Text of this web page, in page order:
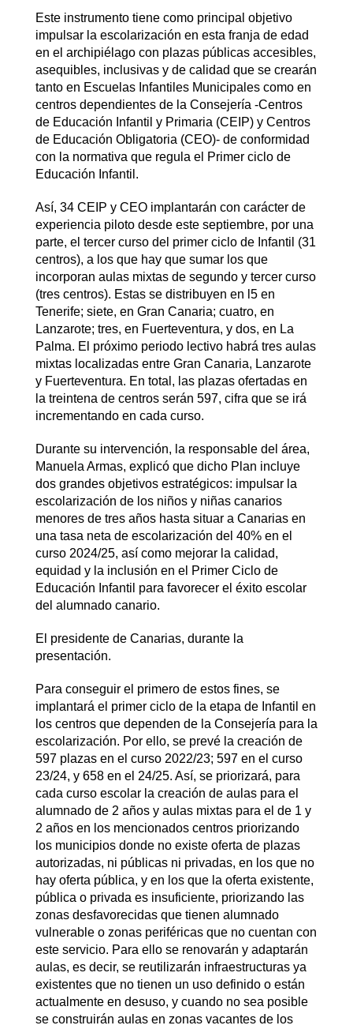
Este instrumento tiene como principal objetivo
impulsar la escolarización en esta franja de edad
en el archipiélago con plazas públicas accesibles,
asequibles, inclusivas y de calidad que se crearán
tanto en Escuelas Infantiles Municipales como en
centros dependientes de la Consejería -Centros
de Educación Infantil y Primaria (CEIP) y Centros
de Educación Obligatoria (CEO)- de conformidad
con la normativa que regula el Primer ciclo de
Educación Infantil.
Así, 34 CEIP y CEO implantarán con carácter de
experiencia piloto desde este septiembre, por una
parte, el tercer curso del primer ciclo de Infantil (31
centros), a los que hay que sumar los que
incorporan aulas mixtas de segundo y tercer curso
(tres centros). Estas se distribuyen en l5 en
Tenerife; siete, en Gran Canaria; cuatro, en
Lanzarote; tres, en Fuerteventura, y dos, en La
Palma. El próximo periodo lectivo habrá tres aulas
mixtas localizadas entre Gran Canaria, Lanzarote
y Fuerteventura. En total, las plazas ofertadas en
la treintena de centros serán 597, cifra que se irá
incrementando en cada curso.
Durante su intervención, la responsable del área,
Manuela Armas, explicó que dicho Plan incluye
dos grandes objetivos estratégicos: impulsar la
escolarización de los niños y niñas canarios
menores de tres años hasta situar a Canarias en
una tasa neta de escolarización del 40% en el
curso 2024/25, así como mejorar la calidad,
equidad y la inclusión en el Primer Ciclo de
Educación Infantil para favorecer el éxito escolar
del alumnado canario.
El presidente de Canarias, durante la
presentación.
Para conseguir el primero de estos fines, se
implantará el primer ciclo de la etapa de Infantil en
los centros que dependen de la Consejería para la
escolarización. Por ello, se prevé la creación de
597 plazas en el curso 2022/23; 597 en el curso
23/24, y 658 en el 24/25. Así, se priorizará, para
cada curso escolar la creación de aulas para el
alumnado de 2 años y aulas mixtas para el de 1 y
2 años en los mencionados centros priorizando
los municipios donde no existe oferta de plazas
autorizadas, ni públicas ni privadas, en los que no
hay oferta pública, y en los que la oferta existente,
pública o privada es insuficiente, priorizando las
zonas desfavorecidas que tienen alumnado
vulnerable o zonas periféricas que no cuentan con
este servicio. Para ello se renovarán y adaptarán
aulas, es decir, se reutilizarán infraestructuras ya
existentes que no tienen un uso definido o están
actualmente en desuso, y cuando no sea posible
se construirán aulas en zonas vacantes de los